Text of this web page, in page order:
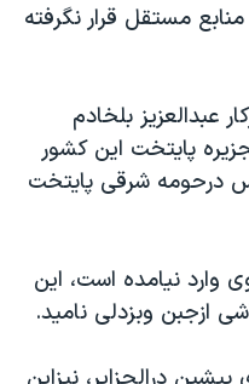
مستقل قرار نگرفته
عبدالعزيز بلخادم
پايتخت اين کشور
درحومه شرقی پايتخت
وارد نيامده است، اين
ازجبن وبزدلی ناميد.